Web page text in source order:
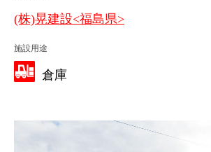
(株)晃建設<福島県>
施設用途
倉庫